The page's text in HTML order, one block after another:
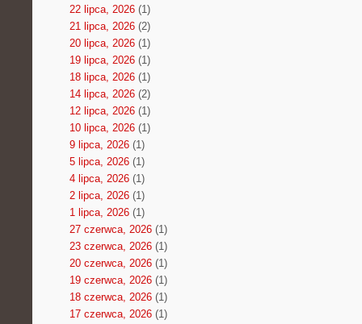
22 lipca, 2026(1)
21 lipca, 2026(2)
20 lipca, 2026(1)
19 lipca, 2026(1)
18 lipca, 2026(1)
14 lipca, 2026(2)
12 lipca, 2026(1)
10 lipca, 2026(1)
9 lipca, 2026(1)
5 lipca, 2026(1)
4 lipca, 2026(1)
2 lipca, 2026(1)
1 lipca, 2026(1)
27 czerwca, 2026(1)
23 czerwca, 2026(1)
20 czerwca, 2026(1)
19 czerwca, 2026(1)
18 czerwca, 2026(1)
17 czerwca, 2026(1)